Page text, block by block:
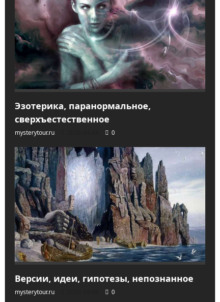
Эзотерика, паранормальное,
сверхъестественное
mysterytour.ru 0
Версии, идеи, гипотезы, непознанное
mysterytour.ru 0